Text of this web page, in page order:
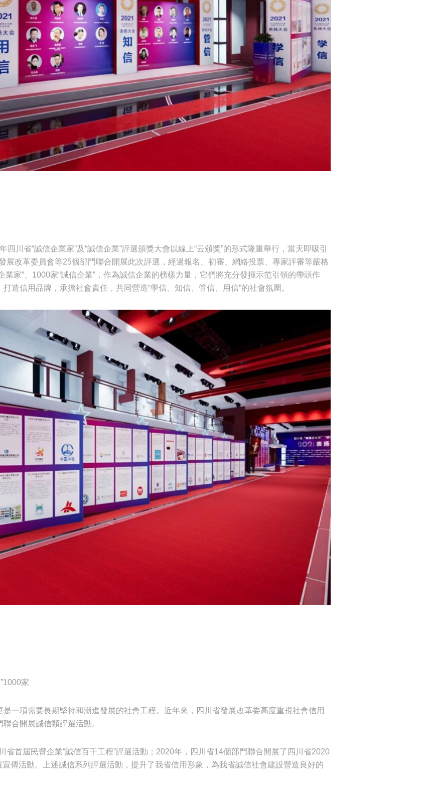
川省“誠信企業家”及“誠信企業”評選頒獎大會以線上“云頒獎”的形式隆重舉行，當天即吸引
展改革委員會等25個部門聯合開展此次評選，經過報名、初審、網絡投票、專家評審等嚴格
家”、1000家“誠信企業”，作為誠信企業的榜樣力量，它們將充分發揮示范引領的帶頭作
造信用品牌，承擔社會責任，共同營造“學信、知信、管信、用信”的社會氛圍。
家
一項需要長期堅持和漸進發展的社會工程。近年來，四川省發展改革委高度重視社會信用
合開展誠信類評選活動。
省首屆民營企業“誠信百千工程”評選活動；2020年，四川省14個部門聯合開展了四川省2020
宣傳活動。上述誠信系列評選活動，提升了我省信用形象，為我省誠信社會建設營造良好的